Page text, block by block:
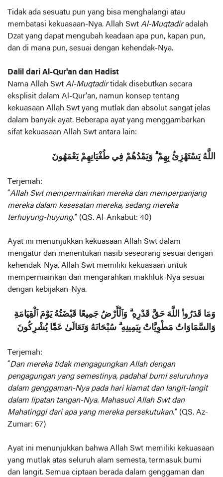
Tidak ada sesuatu pun yang bisa menghalangi atau
membatasi kekuasaan-Nya. Allah Swt Al-Muqtadiradalah
Dzat yang dapat mengubah keadaan apa pun, kapan pun,
dan di mana pun, sesuai dengan kehendak-Nya.
Dalil dari Al-Qur'an dan Hadist
Nama Allah Swt Al-Muqtadirtidak disebutkan secara
eksplisit dalam Al-Qur'an, namun konsep tentang
kekuasaan Allah Swt yang mutlak dan absolut sangat jelas
dalam banyak ayat. Beberapa ayat yang menggambarkan
sifat kekuasaan Allah Swt antara lain:
اللَّهُ يَسْتَهْزِئُ بِهِمْ ۗ وَيَمْدُهُمْ فِي طُغْيَانِهِمْ يَعْمَهُونَ
Terjemah:
“Allah Swt mempermainkan mereka dan memperpanjang
mereka dalam kesesatan mereka, sedang mereka
terhuyung-huyung.” (QS. Al-Ankabut: 40)
Ayat ini menunjukkan kekuasaan Allah Swt dalam
mengatur dan menentukan nasib seseorang sesuai dengan
kehendak-Nya. Allah Swt memiliki kekuasaan untuk
mempermainkan dan mengarahkan makhluk-Nya sesuai
dengan kebijakan-Nya.
وَمَا قَدَرُوا۟ اللَّهَ حَقَّ قَدْرِهِ ۗ وَٱلْأَرْضُ جَمِيعًا قَبْضَتُهُ يَوْمَ ٱلْقِيَامَةِ
وَالسَّمَاوَاتُ مَطْوِيَّاتٌ بِيَمِينِهِ ۗ سُبْحَانَهُ وَتَعَالَىٰ عَمَّا يُشْرِكُونَ
Terjemah:
“Dan mereka tidak mengagungkan Allah dengan
pengagungan yang semestinya, padahal bumi seluruhnya
dalam genggaman-Nya pada hari kiamat dan langit-langit
dalam lipatan tangan-Nya. Mahasuci Allah Swt dan
Mahatinggi dari apa yang mereka persekutukan.” (QS. Az-
Zumar: 67)
Ayat ini menunjukkan bahwa Allah Swt memiliki kekuasaan
yang mutlak atas seluruh alam semesta, termasuk bumi
dan langit. Semua ciptaan berada dalam genggaman dan